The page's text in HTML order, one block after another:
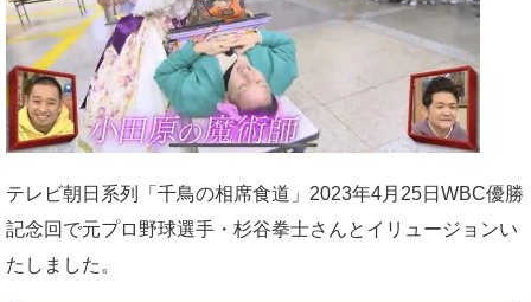
テレビ朝日系列「千鳥の相席食道」2023年4月25日WBC優勝
記念回で元プロ野球選手・杉谷拳士さんとイリュージョンい
たしました。